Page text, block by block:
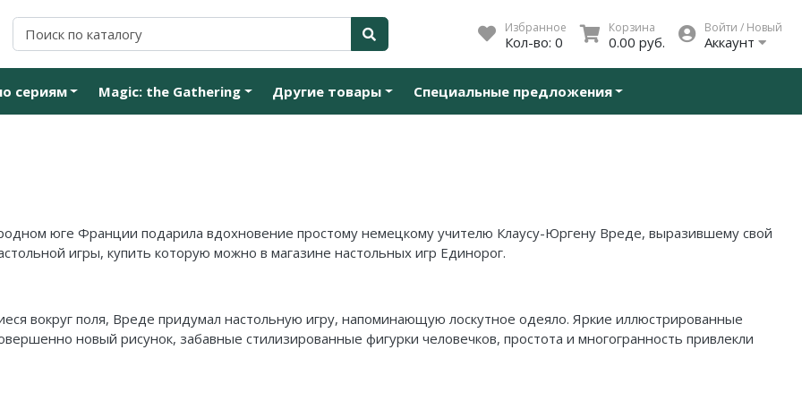
Избранное
Кол-во: 0
Корзина
0.00 руб.
Войти / Новый
Аккаунт
сериям Magic: the Gathering Другие товары Специальные предложения
юге Франции подарила вдохновение простому немецкому учителю Клаусу-Юргену Вреде, выразившему свой
игры, купить которую можно в магазине настольных игр Единорог.
вокруг поля, Вреде придумал настольную игру, напоминающую лоскутное одеяло. Яркие иллюстрированные
новый рисунок, забавные стилизированные фигурки человечков, простота и многогранность привлекли